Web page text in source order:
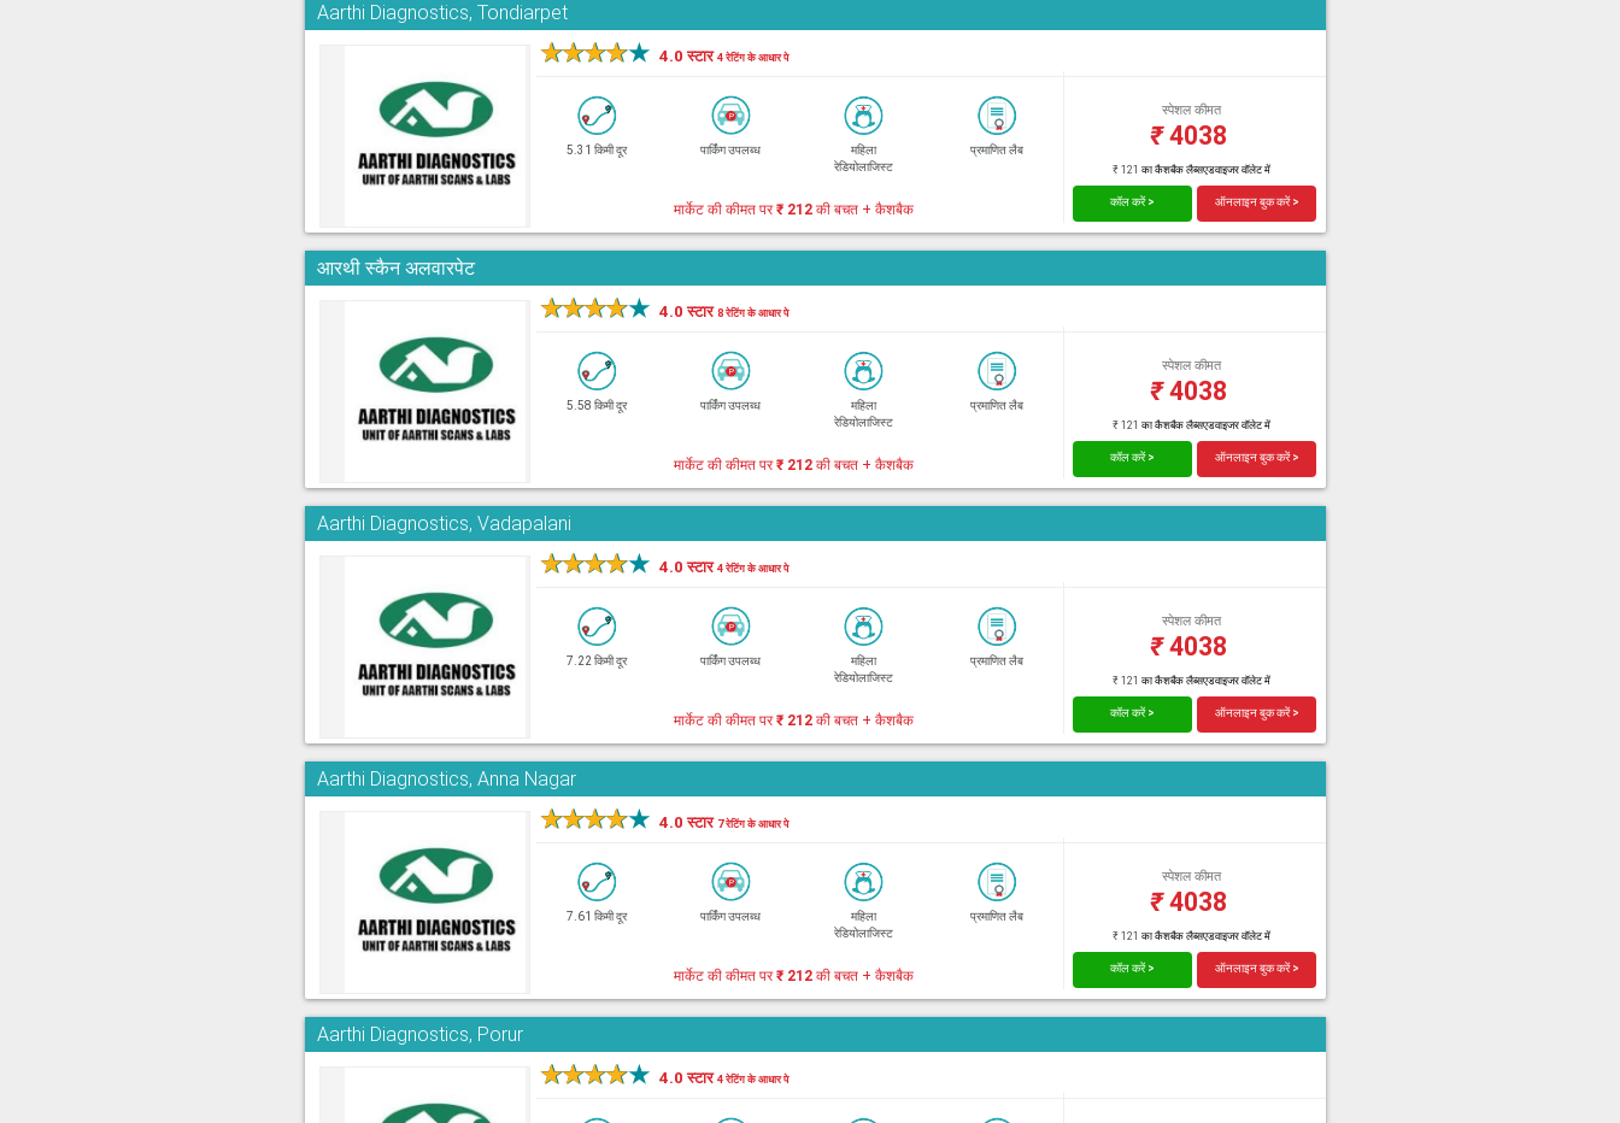
Aarthi Diagnostics, Tondiarpet
★★★★★ 4.0 स्टार4 रेटिंग के आधार पे
5.31 किमी दूर पार्किंग उपलब्ध
महिला
रेडियोलाजिस्ट
प्रमाणित लैब
स्पेशल कीमत
₹4038
₹ 121 का कैशबैक लैब्सएडवाइजर वॉलेट में
मार्केट की कीमत पर₹ 212 की बचत + कैशबैक कॉल करें > ऑनलाइन बुक करें >
आरथी स्कैन अलवारपेट
★★★★★ 4.0 स्टार8 रेटिंग के आधार पे
5.58 किमी दूर पार्किंग उपलब्ध
महिला
रेडियोलाजिस्ट
प्रमाणित लैब
स्पेशल कीमत
₹4038
₹ 121 का कैशबैक लैब्सएडवाइजर वॉलेट में
मार्केट की कीमत पर₹ 212 की बचत + कैशबैक कॉल करें > ऑनलाइन बुक करें >
Aarthi Diagnostics, Vadapalani
★★★★★ 4.0 स्टार4 रेटिंग के आधार पे
7.22 किमी दूर पार्किंग उपलब्ध
महिला
रेडियोलाजिस्ट
प्रमाणित लैब
स्पेशल कीमत
₹4038
₹ 121 का कैशबैक लैब्सएडवाइजर वॉलेट में
मार्केट की कीमत पर₹ 212 की बचत + कैशबैक कॉल करें > ऑनलाइन बुक करें >
Aarthi Diagnostics, Anna Nagar
★★★★★ 4.0 स्टार 7 रेटिंग के आधार पे
7.61 किमी दूर पार्किंग उपलब्ध
महिला
रेडियोलाजिस्ट
प्रमाणित लैब
स्पेशल कीमत
₹4038
₹ 121 का कैशबैक लैब्सएडवाइजर वॉलेट में
मार्केट की कीमत पर₹ 212 की बचत + कैशबैक कॉल करें > ऑनलाइन बुक करें >
Aarthi Diagnostics, Porur
★★★★★ 4.0 स्टार4 रेटिंग के आधार पे